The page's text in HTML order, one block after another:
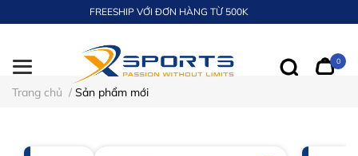
FREESHIP VỚI ĐƠN HÀNG TỪ 500K
0
Trang chủ / Sản phẩm mới